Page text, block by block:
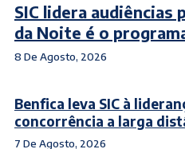
SIC lidera audiências
da Noite é o
8 De Agosto, 2026
Benfica leva SIC à
concorrência a larga
7 De Agosto, 2026